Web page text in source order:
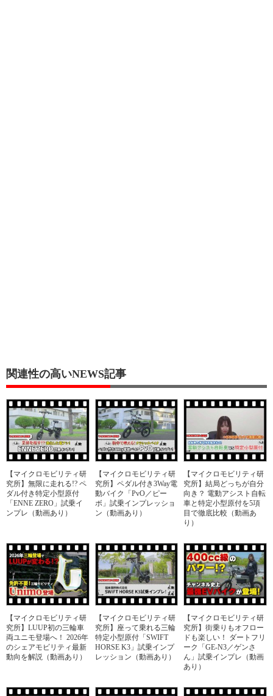
関連性の高いNEWS記事
【マイクロモビリティ研
究所】無限に走れる!? ペ
ダル付き特定小型原付
「ENNE ZERO」試乗イ
ンプレ（動画あり）
【マイクロモビリティ研
究所】ペダル付き3Way電
動バイク「PvO／ピー
ボ」試乗インプレッショ
ン（動画あり）
【マイクロモビリティ研
究所】結局どっちが自分
向き？ 電動アシスト自転
車と特定小型原付を5項
目で徹底比較（動画あ
り）
【マイクロモビリティ研
究所】LUUP初の三輪車
両ユニモ登場へ！ 2026年
のシェアモビリティ最新
動向を解説（動画あり）
【マイクロモビリティ研
究所】座って乗れる三輪
特定小型原付「SWIFT
HORSE K3」試乗インプ
レッション（動画あり）
【マイクロモビリティ研
究所】街乗りもオフロー
ドも楽しい！ ダートフリ
ーク「GE-N3／ゲンさ
ん」試乗インプレ（動画
あり）